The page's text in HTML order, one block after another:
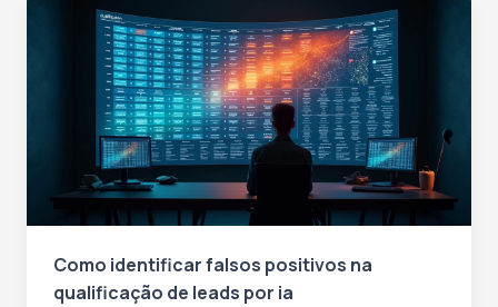
Como identificar falsos positivos na
qualificação de leads por ia